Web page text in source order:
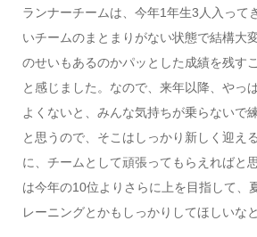
ランナーチームは、今年1年生3人入って
いチームのまとまりがない状態で結構大
のせいもあるのかパッとした成績を残す
と感じました。なので、来年以降、やっ
よくないと、みんな気持ちが乗らないで
と思うので、そこはしっかり新しく迎え
に、チームとして頑張ってもらえればと
は今年の10位よりさらに上を目指して、
レーニングとかもしっかりしてほしいな